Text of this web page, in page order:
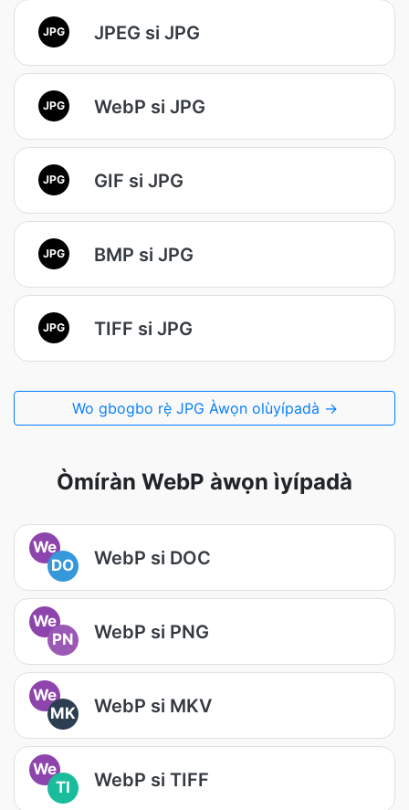
JPG JPEG si JPG
JPG WebP si JPG
JPG GIF si JPG
JPG BMP si JPG
JPG TIFF si JPG
Wo gbogbo rẹ̀ JPG Àwọn olùyípadà →
Òmíràn WebP àwọn ìyípadà
We
DO
WebP si DOC
We
PN
WebP si PNG
We
MK
WebP si MKV
We
TI
WebP si TIFF